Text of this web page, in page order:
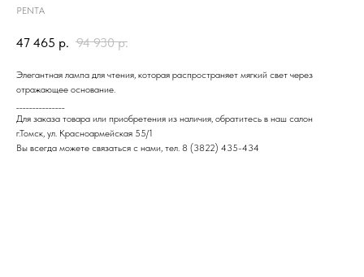
PENTA
47 465 р. 94 930 р.
Элегантная лампа для чтения, которая распространяет мягкий свет через
отражающее основание.
Для заказа товара или приобретения из наличия, обратитесь в наш салон
г.Томск, ул. Красноармейская 55/1
Вы всегда можете связаться с нами, тел. 8 (3822) 435-434